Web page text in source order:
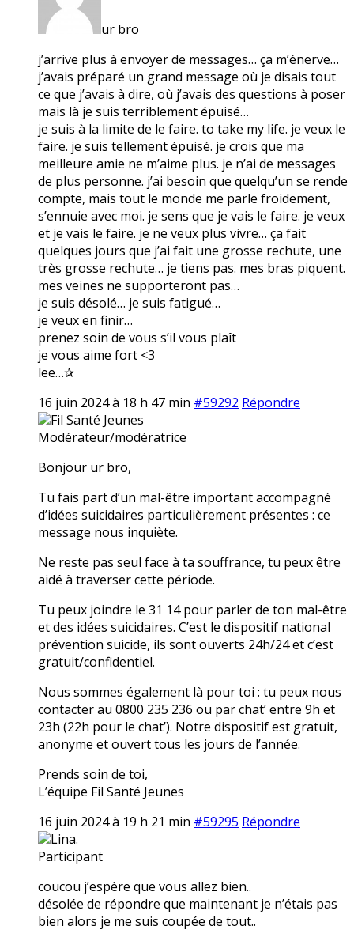
ur bro
j’arrive plus à envoyer de messages… ça m’énerve…
j’avais préparé un grand message où je disais tout
ce que j’avais à dire, où j’avais des questions à poser
mais là je suis terriblement épuisé…
je suis à la limite de le faire. to take my life. je veux le
faire. je suis tellement épuisé. je crois que ma
meilleure amie ne m’aime plus. je n’ai de messages
de plus personne. j’ai besoin que quelqu’un se rende
compte, mais tout le monde me parle froidement,
s’ennuie avec moi. je sens que je vais le faire. je veux
et je vais le faire. je ne veux plus vivre… ça fait
quelques jours que j’ai fait une grosse rechute, une
très grosse rechute… je tiens pas. mes bras piquent.
mes veines ne supporteront pas…
je suis désolé… je suis fatigué…
je veux en finir…
prenez soin de vous s’il vous plaît
je vous aime fort <3
lee…✰
16 juin 2024 à 18 h 47 min #59292 Répondre
Fil Santé Jeunes
Modérateur/modératrice
Bonjour ur bro,
Tu fais part d’un mal-être important accompagné
d’idées suicidaires particulièrement présentes : ce
message nous inquiète.
Ne reste pas seul face à ta souffrance, tu peux être
aidé à traverser cette période.
Tu peux joindre le 31 14 pour parler de ton mal-être
et des idées suicidaires. C’est le dispositif national
prévention suicide, ils sont ouverts 24h/24 et c’est
gratuit/confidentiel.
Nous sommes également là pour toi : tu peux nous
contacter au 0800 235 236 ou par chat’ entre 9h et
23h (22h pour le chat’). Notre dispositif est gratuit,
anonyme et ouvert tous les jours de l’année.
Prends soin de toi,
L’équipe Fil Santé Jeunes
16 juin 2024 à 19 h 21 min #59295 Répondre
Lina.
Participant
coucou j’espère que vous allez bien..
désolée de répondre que maintenant je n’étais pas
bien alors je me suis coupée de tout..